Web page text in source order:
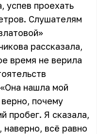
успев проехать
Слушателям
рассказала,
время не верила
нашла мой
почему
пробег. Я сказала,
наверно, всё равно